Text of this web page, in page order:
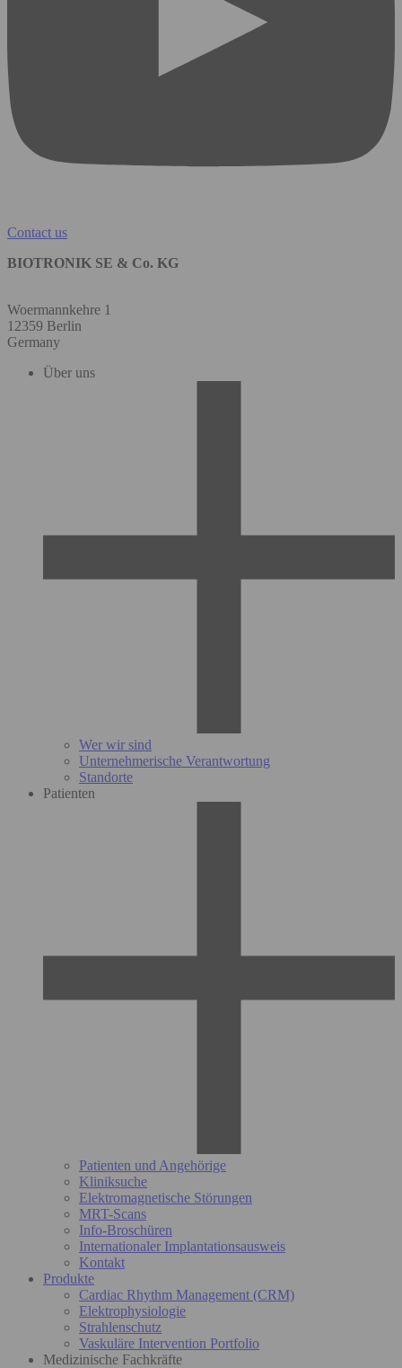
Contact us
BIOTRONIK SE & Co. KG
Woermannkehre 1
12359 Berlin
Germany
Über uns
Wer wir sind
Unternehmerische Verantwortung
Standorte
Patienten
Patienten und Angehörige
Kliniksuche
Elektromagnetische Störungen
MRT-Scans
Info-Broschüren
Internationaler Implantationsausweis
Kontakt
Produkte
Cardiac Rhythm Management (CRM)
Elektrophysiologie
Strahlenschutz
Vaskuläre Intervention Portfolio
Medizinische Fachkräfte